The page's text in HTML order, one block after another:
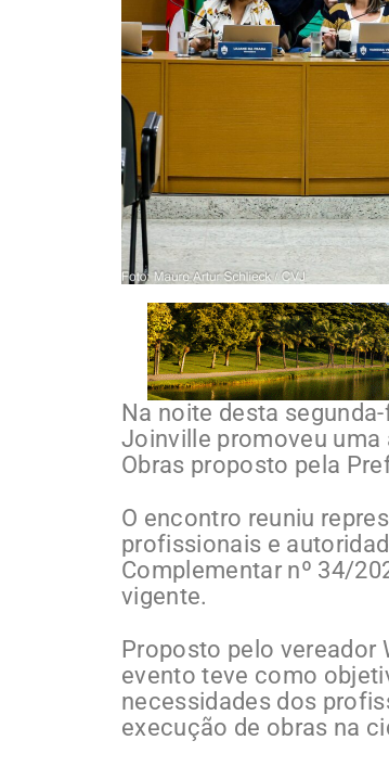
Na noite desta
Joinville promoveu uma
Obras proposto pela
O encontro reuniu
profissionais e
Complementar nº 34/
vigente.
Proposto pelo vereador
evento teve como
necessidades dos
execução de obras na